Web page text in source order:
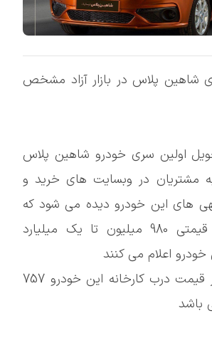
شاهین پلاس در بازار آزاد مشخص
اولین سری خودرو شاهین پلاس
مشتریان در وبسایت های خرید و
های این خودرو دیده می شود که
فروشندگان بازه قیمتی 980 میلیون تا یک میلیارد
خودرو اعلام می کنند
🔹در حال حاضر قیمت درب کارخانه این خودرو 757
باشد